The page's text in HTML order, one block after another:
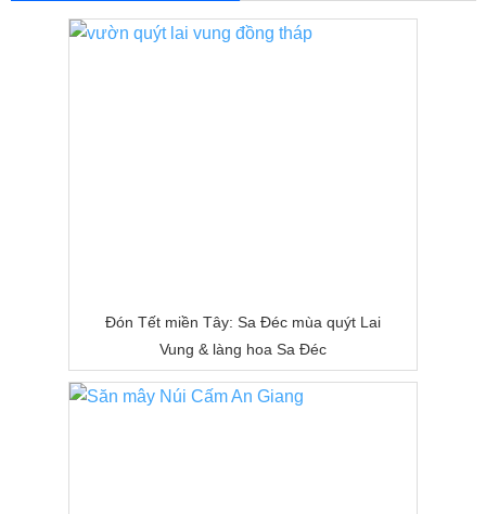
Đón Tết miền Tây: Sa Đéc mùa quýt Lai
Vung & làng hoa Sa Đéc